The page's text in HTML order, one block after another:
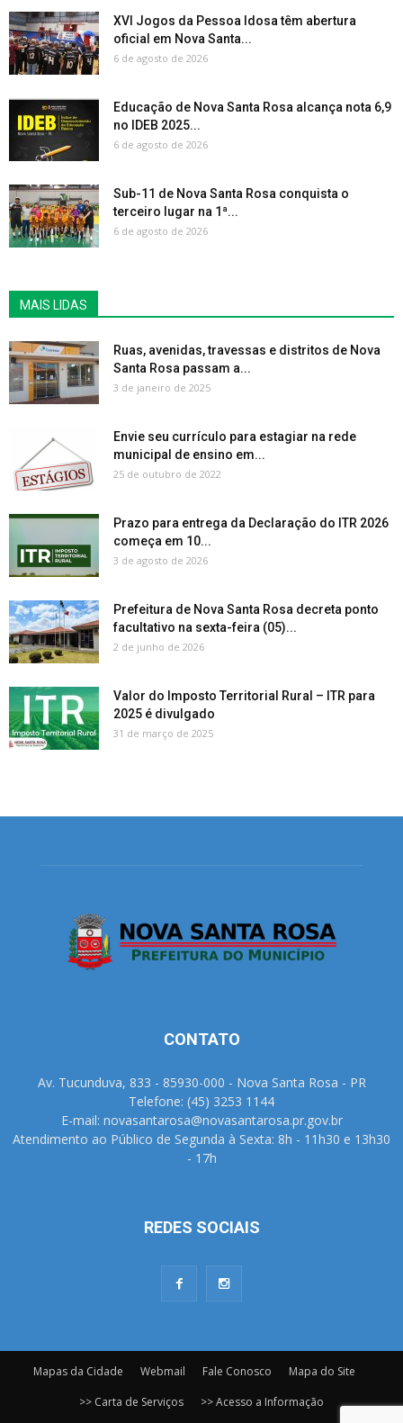
XVI Jogos da Pessoa Idosa têm abertura
oficial em Nova Santa...
6 de agosto de 2026
Educação de Nova Santa Rosa alcança nota 6,9
no IDEB 2025...
6 de agosto de 2026
Sub-11 de Nova Santa Rosa conquista o
terceiro lugar na 1ª...
6 de agosto de 2026
MAIS LIDAS
Ruas, avenidas, travessas e distritos de Nova
Santa Rosa passam a...
3 de janeiro de 2025
Envie seu currículo para estagiar na rede
municipal de ensino em...
25 de outubro de 2022
Prazo para entrega da Declaração do ITR 2026
começa em 10...
3 de agosto de 2026
Prefeitura de Nova Santa Rosa decreta ponto
facultativo na sexta-feira (05)...
2 de junho de 2026
Valor do Imposto Territorial Rural – ITR para
2025 é divulgado
31 de março de 2025
CONTATO
Av. Tucunduva, 833 - 85930-000 - Nova Santa Rosa - PR
Telefone: (45) 3253 1144
E-mail: novasantarosa@novasantarosa.pr.gov.br
Atendimento ao Público de Segunda à Sexta: 8h - 11h30 e 13h30
- 17h
REDES SOCIAIS
Mapas da Cidade Webmail Fale Conosco
Mapa do Site
>> Carta de Serviços
>> Acesso a Informação